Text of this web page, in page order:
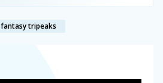
fantasy tripeaks